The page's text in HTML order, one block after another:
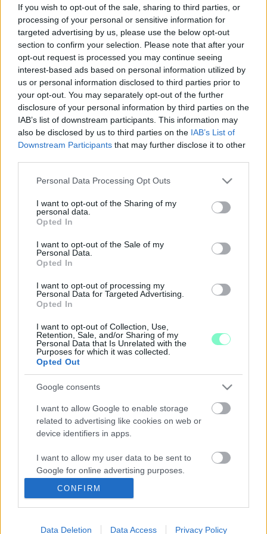
If you wish to opt-out of the sale, sharing to third parties, or
processing of your personal or sensitive information for
targeted advertising by us, please use the below opt-out
section to confirm your selection. Please note that after your
opt-out request is processed you may continue seeing
interest-based ads based on personal information utilized by
us or personal information disclosed to third parties prior to
your opt-out. You may separately opt-out of the further
disclosure of your personal information by third parties on the
IAB’s list of downstream participants. This information may
also be disclosed by us to third parties on the IAB’s List of
Downstream Participants that may further disclose it to other
Please note that this website/app uses one or more Google
not limited to your visit or usage behaviour. You may click to
grant or deny consent to Google and its third-party tags to
use your data for below specified purposes in below Google
consent section.
Personal Data Processing Opt Outs
I want to opt-out of the Sharing of my
personal data.
Opted In
I want to opt-out of the Sale of my
Personal Data.
Opted In
I want to opt-out of processing my
Personal Data for Targeted Advertising.
Opted In
I want to opt-out of Collection, Use,
Retention, Sale, and/or Sharing of my
Personal Data that Is Unrelated with the
Purposes for which it was collected.
Opted Out
Google consents
I want to allow Google to enable storage
related to advertising like cookies on web or
device identifiers in apps.
I want to allow my user data to be sent to
Google for online advertising purposes.
personalized advertising.
I want to allow Google to enable storage
CONFIRM
Data Deletion Data Access Privacy Policy
2022. augusztus. 04. 19:51
Egy átlagos bécsi háztartás sem fog belerokkanni a
rezsiemelésbe: havonta csupán 4 ezer forintnyi euróval lesz
több az áramért, és 12 ezer forintnyi euróval a gázért kifizetett
pénz.
DURVÁN DRÁGA LESZ AZ OROSZ GÁZ ŐSSZEL
2022. július. 30. 08:00
Nem véletlenül akarja Orbán kiváltani mindenhol a fűtést
tűzifával, ahol ez fizikailag lehetséges.
KÜLÖN KELL IGÉNYELNIÜK A
NAGYCSALÁDOSOKNAK A
REZSICSÖKKENTETT GÁZÁRAT
A kormányhivatalokba kell menni a kedvezményért.
TŰZIFA BESZERZÉSSEL KAPCSOLATBAN A
HÁBORÚS ENERGIAÁRAK ÉS AZ EURÓPAI
2022. július. 27. 11:58
Az Agrárminisztérium és a Nemzeti Élelmiszerlánc-biztonsági
NEHEZEN JUTHAT GÁZHOZ A JÖVŐBEN A
SÁRVÁRI FÜRDŐ
Rendkívüli testületi ülésen változtatták meg a fürdő alapító
okiratát, hogy kezeljék a jelenlegi helyzetet.
730 MILLIÁRD FORINTOS HITELBŐL VENNE
OROSZ GÁZT ORBÁN
2022. július. 22. 11:55
Kellene a gáztartalék a téli hónapokra, csakhogy pénzünk
nemigen van rá.
LAVROV: MOSZKVA HALADÉKTALANUL
MEGVIZSGÁLJA A TOVÁBBI
GÁZSZÁLLÍTÁSOKRA VONATKOZÓ MAGYAR
KÉRÉST
2022. július. 21. 19:35
Az orosz külügyminiszter szerint a felek megerősítették
elkötelezettségüket a paksi atomerőmű-projekt folytatása